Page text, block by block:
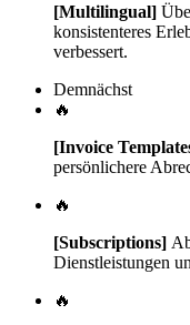
[Multilingual]
konsistenteres
verbessert.
Demnächst
🔥
[Invoice
persönlichere
🔥
[Subscriptions]
Dienstleistungen
🔥